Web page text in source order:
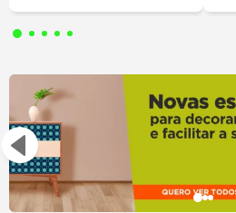
Verniz base d'água brilho
Miolo: papel offset imune 90g e papel
Avaliação da Conformidade"